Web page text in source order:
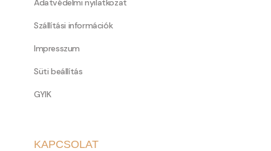
Adatvédelmi nyilatkozat
Szállítási információk
Impresszum
Süti beállítás
GYIK
KAPCSOLAT